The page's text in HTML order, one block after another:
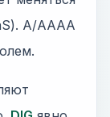
A/AAAA